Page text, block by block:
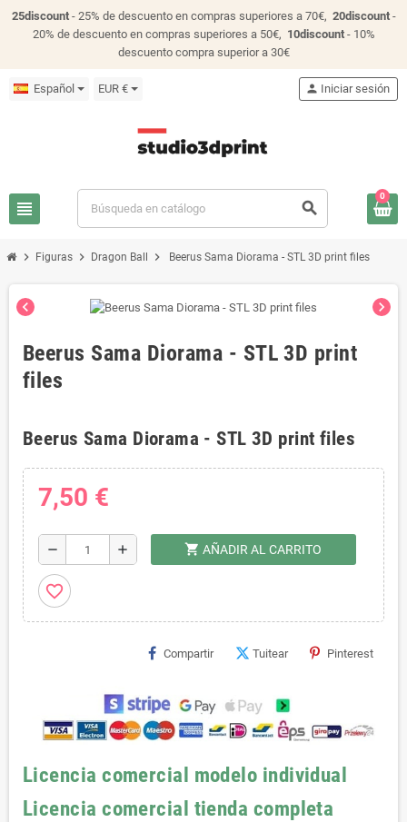
25discount- 25% de descuento en compras superiores a 70€, 20discount-
20% de descuento en compras superiores a 50€, 10discount- 10%
descuento compra superior a 30€
Español EUR €
view_headline search
person Iniciar sesión
0
chevron_right Figuras chevron_right Dragon Ball chevron_right Beerus Sama Diorama - STL 3D print files
chevron_left chevron_right
Beerus Sama Diorama - STL 3D print
files
Beerus Sama Diorama - STL 3D print files
7,50 €
remove add shopping_cart AÑADIR AL CARRITO
favorite_border
Compartir Tuitear Pinterest
Licencia comercial modelo individual
Licencia comercial tienda completa